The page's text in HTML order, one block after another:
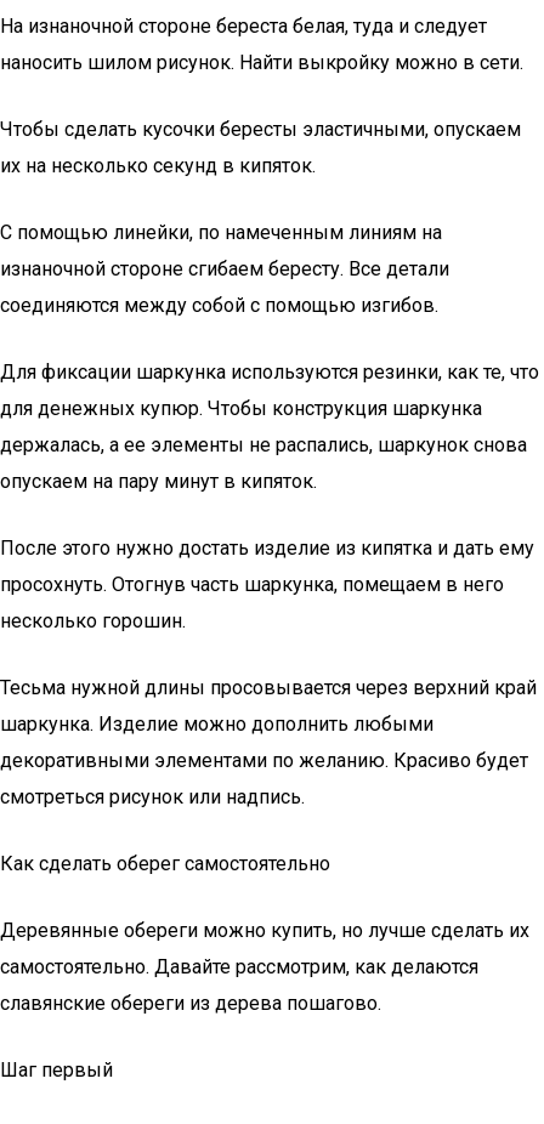
На изнаночной стороне береста белая, туда и следует
наносить шилом рисунок. Найти выкройку можно в сети.
Чтобы сделать кусочки бересты эластичными, опускаем
их на несколько секунд в кипяток.
С помощью линейки, по намеченным линиям на
изнаночной стороне сгибаем бересту. Все детали
соединяются между собой с помощью изгибов.
Для фиксации шаркунка используются резинки, как те, что
для денежных купюр. Чтобы конструкция шаркунка
держалась, а ее элементы не распались, шаркунок снова
опускаем на пару минут в кипяток.
После этого нужно достать изделие из кипятка и дать ему
просохнуть. Отогнув часть шаркунка, помещаем в него
несколько горошин.
Тесьма нужной длины просовывается через верхний край
шаркунка. Изделие можно дополнить любыми
декоративными элементами по желанию. Красиво будет
смотреться рисунок или надпись.
Как сделать оберег самостоятельно
Деревянные обереги можно купить, но лучше сделать их
самостоятельно. Давайте рассмотрим, как делаются
славянские обереги из дерева пошагово.
Шаг первый